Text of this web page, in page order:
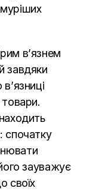
в’язнем
завдяки
товари.
спочатку
зауважує
своїх